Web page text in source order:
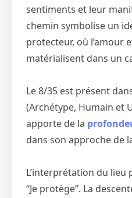
sentiments et leur
chemin symbolise un
protecteur, où l’amour
matérialisent dans un
Le 8/35 est présent
(Archétype, Humain et
apporte de la
dans son approche de
L’interprétation du lieu
“Je protège”. La